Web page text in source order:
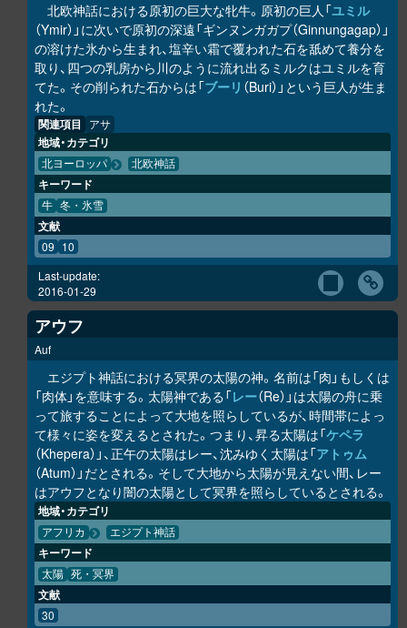
北欧神話における原初の巨大な牝牛。原初の巨人「ユミル
（Ymir）」に次いで原初の深遠「ギンヌンガガプ（Ginnungagap）」
の溶けた氷から生まれ、塩辛い霜で覆われた石を舐めて養分を
取り、四つの乳房から川のように流れ出るミルクはユミルを育
てた。その削られた石からは「ブーリ （Buri）」という巨人が生ま
れた。
関連項目 アサ
地域・カテゴリ
北ヨーロッパ 北欧神話
キーワード
牛 冬・氷雪
文献
09 10
Last-update:
2016-01-29
アウフ
Auf
エジプト神話における冥界の太陽の神。名前は「肉」もしくは
「肉体」を意味する。太陽神である「レー（Re）」は太陽の舟に乗
って旅することによって大地を照らしているが、時間帯によっ
て様々に姿を変えるとされた。つまり、昇る太陽は「ケペラ
（Khepera）」、正午の太陽はレー、沈みゆく太陽は「アトゥム
（Atum）」だとされる。そして大地から太陽が見えない間、レー
はアウフとなり闇の太陽として冥界を照らしているとされる。
地域・カテゴリ
アフリカ エジプト神話
キーワード
太陽 死・冥界
文献
30